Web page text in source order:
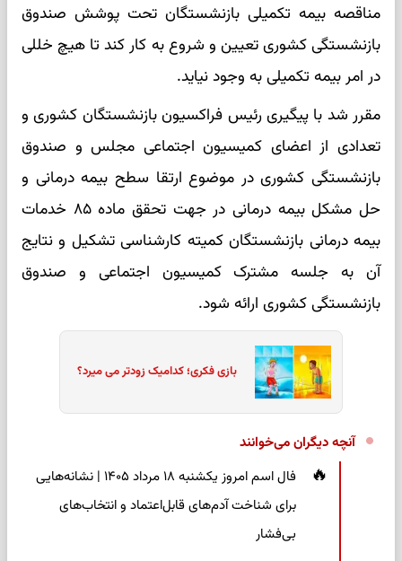
مناقصه بیمه تکمیلی بازنشستگان تحت پوشش صندوق
بازنشستگی کشوری تعیین و شروع به کار کند تا هیچ خللی
در امر بیمه تکمیلی به وجود نیاید.
مقرر شد با پیگیری رئیس فراکسیون بازنشستگان کشوری و
تعدادی از اعضای کمیسیون اجتماعی مجلس و صندوق
بازنشستگی کشوری در موضوع ارتقا سطح بیمه درمانی و
حل مشکل بیمه درمانی در جهت تحقق ماده ۸۵ خدمات
بیمه درمانی بازنشستگان کمیته کارشناسی تشکیل و نتایج
آن به جلسه مشترک کمیسیون اجتماعی و صندوق
بازنشستگی کشوری ارائه شود.
بازی فکری؛ کدامیک زودتر می میرد؟
آنچه دیگران می‌خوانند
فال اسم امروز یکشنبه ۱۸ مرداد ۱۴۰۵ | نشانه‌هایی
برای شناخت آدم‌های قابل‌اعتماد و انتخاب‌های
بی‌فشار